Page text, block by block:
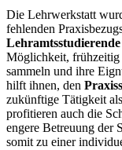
Die Lehrwerkstatt
fehlenden
Lehramtsstudierende
Möglichkeit, frühzeitig
sammeln und ihre
hilft ihnen, den
zukünftige Tätigkeit
profitieren auch die
engere Betreuung der
somit zu einer